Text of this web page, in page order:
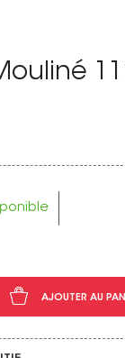
AJOUTER AU